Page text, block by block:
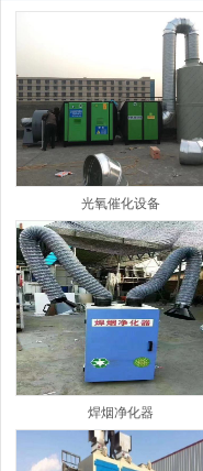
光氧催化设备
焊烟净化器